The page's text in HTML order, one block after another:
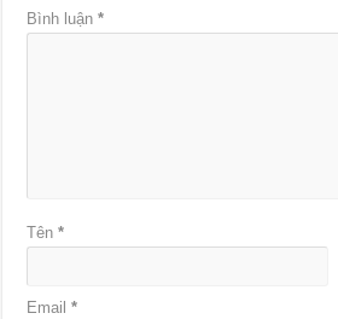
Bình luận*
Tên*
Email*